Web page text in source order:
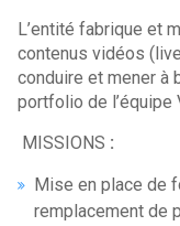
L’entité fabrique et
contenus vidéos
conduire et mener à
portfolio de l’équipe
MISSIONS :
Mise en place de
remplacement de